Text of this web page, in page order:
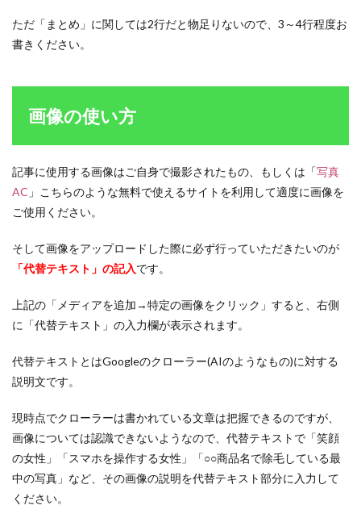
ただ「まとめ」に関しては2行だと物足りないので、3～4行程度お
書きください。
画像の使い方
記事に使用する画像はご自身で撮影されたもの、もしくは「写真
AC 」こちらのような無料で使えるサイトを利用して適度に画像を
ご使用ください。
そして画像をアップロードした際に必ず行っていただきたいのが
「代替テキスト」の記入です。
上記の「メディアを追加→特定の画像をクリック」すると、右側
に「代替テキスト」の入力欄が表示されます。
代替テキストとはGoogleのクローラー(AIのようなもの)に対する
説明文です。
現時点でクローラーは書かれている文章は把握できるのですが、
画像については認識できないようなので、 代替テキストで「笑顔
の女性」「スマホを操作する女性」「○○商品名で除毛している最
中の写真」など、その画像の説明を代替テキスト部分に入力して
ください。